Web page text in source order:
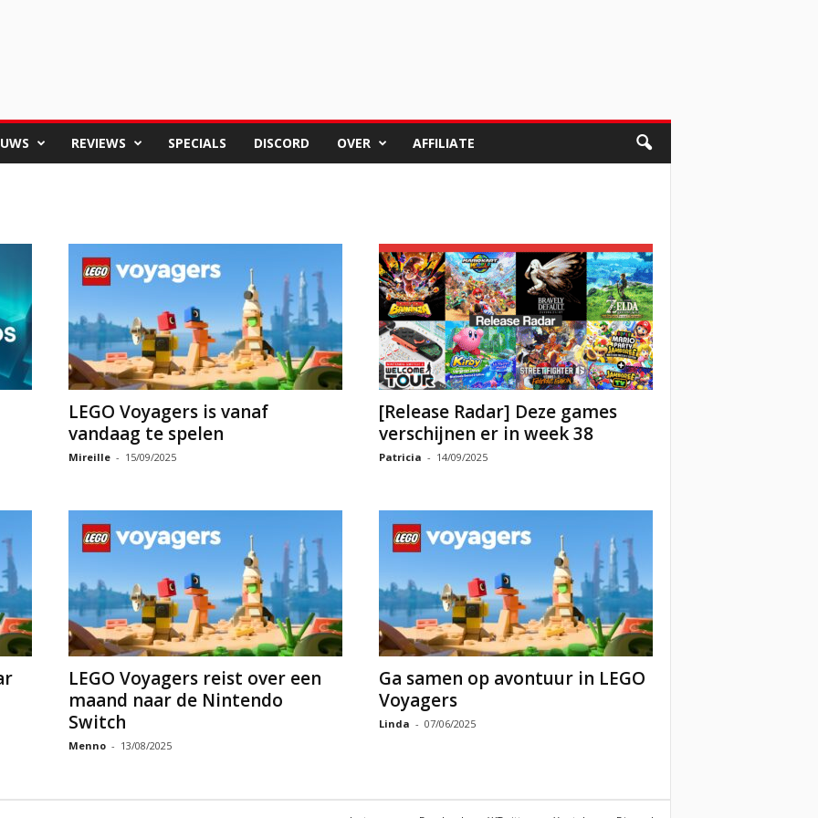
REVIEWS SPECIALS DISCORD OVER AFFILIATE
LEGO Voyagers is vanaf
vandaag te spelen
Mireille - 15/09/2025
[Release Radar] Deze games
verschijnen er in week 38
Patricia - 14/09/2025
LEGO Voyagers reist over een
maand naar de Nintendo
Switch
Menno - 13/08/2025
Ga samen op avontuur in LEGO
Voyagers
Linda - 07/06/2025